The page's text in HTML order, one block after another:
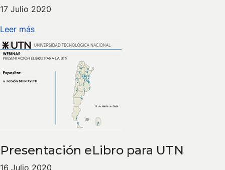
17 Julio 2020
Leer más
Presentación eLibro para UTN
16 Julio 2020